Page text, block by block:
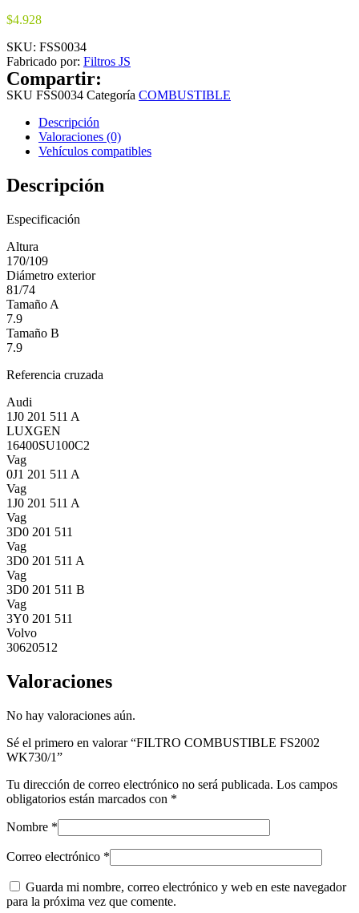
$4.928
SKU: FSS0034
Fabricado por: Filtros JS
Compartir:
SKU FSS0034 Categoría COMBUSTIBLE
Descripción
Valoraciones (0)
Vehículos compatibles
Descripción
Especificación
Altura
170/109
Diámetro exterior
81/74
Tamaño A
7.9
Tamaño B
7.9
Referencia cruzada
Audi
1J0 201 511 A
LUXGEN
16400SU100C2
Vag
0J1 201 511 A
Vag
1J0 201 511 A
Vag
3D0 201 511
Vag
3D0 201 511 A
Vag
3D0 201 511 B
Vag
3Y0 201 511
Volvo
30620512
Valoraciones
No hay valoraciones aún.
Sé el primero en valorar “FILTRO COMBUSTIBLE FS2002
WK730/1”
Tu dirección de correo electrónico no será publicada. Los campos
obligatorios están marcados con *
Nombre *
Correo electrónico *
Guarda mi nombre, correo electrónico y web en este navegador
para la próxima vez que comente.